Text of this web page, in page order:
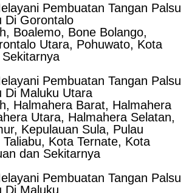
Pembuatan Tangan Palsu
Di Gorontalo
Boalemo, Bone Bolango,
Utara, Pohuwato, Kota
Pembuatan Tangan Palsu
Di Maluku Utara
Halmahera Barat, Halmahera
Utara, Halmahera Selatan,
Kepulauan Sula, Pulau
Kota Ternate, Kota
dan Sekitarnya
Pembuatan Tangan Palsu
Di Maluku